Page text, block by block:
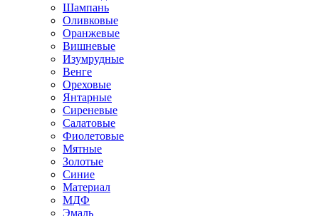
Шампань
Оливковые
Оранжевые
Вишневые
Изумрудные
Венге
Ореховые
Янтарные
Сиреневые
Салатовые
Фиолетовые
Мятные
Золотые
Синие
Материал
МДФ
Эмаль